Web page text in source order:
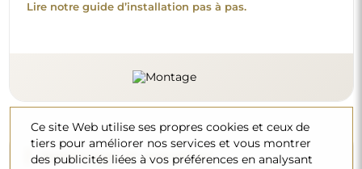
Lire notre guide d’installation pas à pas.
Nettoyage et entretien
Ce site Web utilise ses propres cookies et ceux de
tiers pour améliorer nos services et vous montrer
des publicités liées à vos préférences en analysant